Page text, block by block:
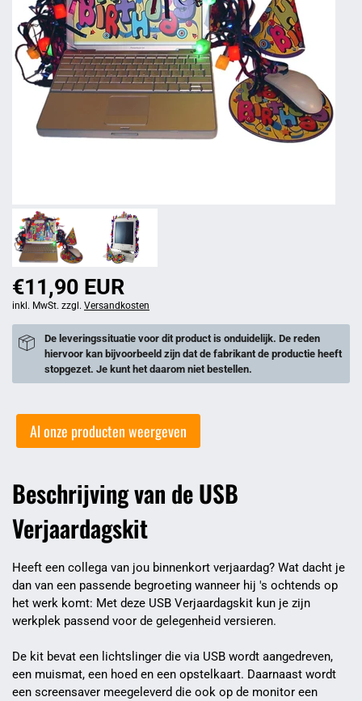
€11,90 EUR
inkl. MwSt. zzgl. Versandkosten
De leveringssituatie voor dit product is onduidelijk. De reden
hiervoor kan bijvoorbeeld zijn dat de fabrikant de productie heeft
stopgezet. Je kunt het daarom niet bestellen.
Al onze producten weergeven
Beschrijving van de USB
Verjaardagskit
Heeft een collega van jou binnenkort verjaardag? Wat dacht je
dan van een passende begroeting wanneer hij 's ochtends op
het werk komt: Met deze USB Verjaardagskit kun je zijn
werkplek passend voor de gelegenheid versieren.
De kit bevat een lichtslinger die via USB wordt aangedreven,
een muismat, een hoed en een opstelkaart. Daarnaast wordt
een screensaver meegeleverd die ook op de monitor een